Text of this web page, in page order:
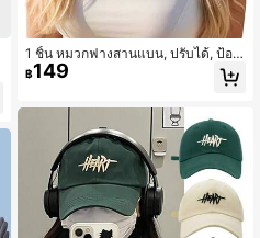
1 ชิ้น หมวกฟางสานแบน, ปรับได้, ป้อง
กันแสงแดดกลางแจ้ง, หมวกแคชชวล เ
หมาะสำหรับฤดูใบไม้ผลิ, ฤดูใบไม้ร่วง,
2K สำหรับคนหนุ่มสาว, วันหยุด, เทศกา
฿149